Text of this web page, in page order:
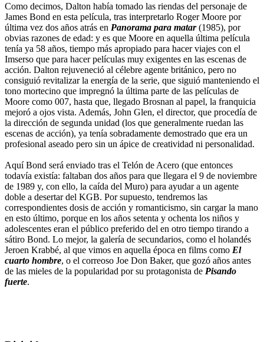
Como decimos, Dalton había tomado las riendas del personaje de
James Bond en esta película, tras interpretarlo Roger Moore por
última vez dos años atrás en Panorama para matar(1985), por
obvias razones de edad: y es que Moore en aquella última película
tenía ya 58 años, tiempo más apropiado para hacer viajes con el
Imserso que para hacer películas muy exigentes en las escenas de
acción. Dalton rejuveneció al célebre agente británico, pero no
consiguió revitalizar la energía de la serie, que siguió manteniendo el
tono mortecino que impregnó la última parte de las películas de
Moore como 007, hasta que, llegado Brosnan al papel, la franquicia
mejoró a ojos vista. Además, John Glen, el director, que procedía de
la dirección de segunda unidad (los que generalmente ruedan las
escenas de acción), ya tenía sobradamente demostrado que era un
profesional aseado pero sin un ápice de creatividad ni personalidad.
Aquí Bond será enviado tras el Telón de Acero (que entonces
todavía existía: faltaban dos años para que llegara el 9 de noviembre
de 1989 y, con ello, la caída del Muro) para ayudar a un agente
doble a desertar del KGB. Por supuesto, tendremos las
correspondientes dosis de acción y romanticismo, sin cargar la mano
en esto último, porque en los años setenta y ochenta los niños y
adolescentes eran el público preferido del en otro tiempo tirando a
sátiro Bond. Lo mejor, la galería de secundarios, como el holandés
Jeroen Krabbé, al que vimos en aquella época en films como El
cuarto hombre, o el correoso Joe Don Baker, que gozó años antes
de las mieles de la popularidad por su protagonista de Pisando
fuerte.